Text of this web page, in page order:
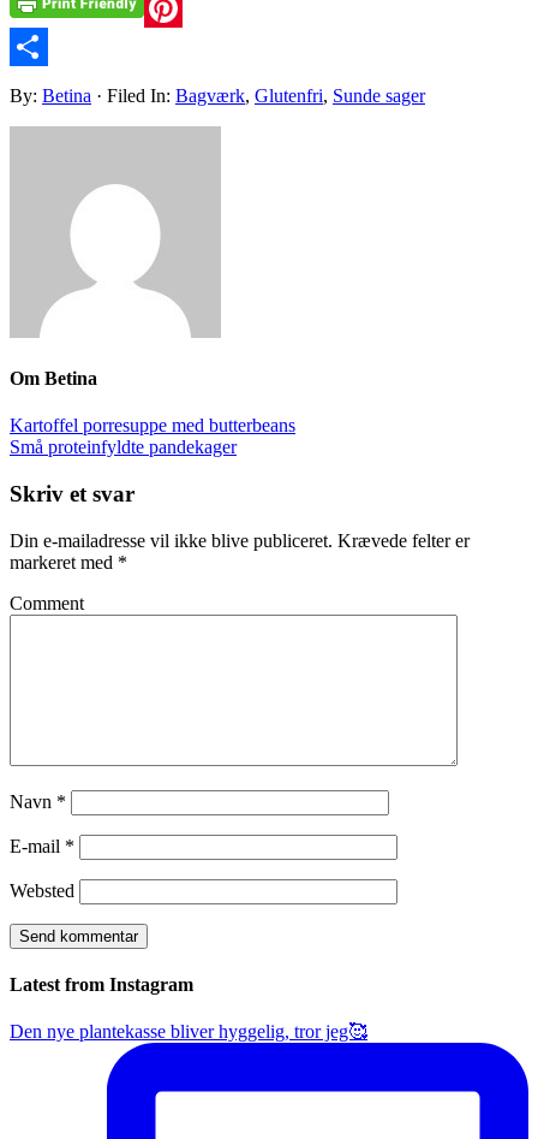
Pinterest
Share
By: Betina · Filed In: Bagværk, Glutenfri, Sunde sager
Om Betina
Kartoffel porresuppe med butterbeans
Små proteinfyldte pandekager
Skriv et svar
Din e-mailadresse vil ikke blive publiceret. Krævede felter er
markeret med *
Comment
Navn *
E-mail *
Websted
Latest from Instagram
Den nye plantekasse bliver hyggelig, tror jeg🥰